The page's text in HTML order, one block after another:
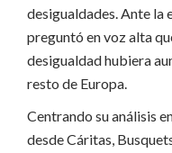
desigualdades. Ante la
preguntó en voz alta
desigualdad hubiera
resto de Europa.
Centrando su análisis
desde Cáritas,